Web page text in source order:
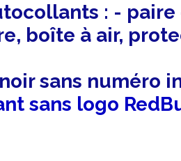
: - paire
boîte à air,
sans numéro
sans logo